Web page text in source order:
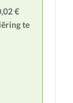
€
te